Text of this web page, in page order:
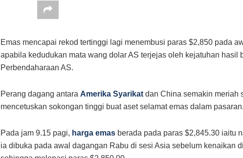
Emas mencapai rekod tertinggi lagi menembusi paras $2,850 pada
apabila kedudukan mata wang dolar AS terjejas oleh kejatuhan hasil
Perbendaharaan AS.
Perang dagang antara Amerika Syarikat dan China semakin meriah
mencetuskan sokongan tinggi buat aset selamat emas dalam pasaran.
Pada jam 9.15 pagi, harga emas berada pada paras $2,845.30 iaitu
ia dibuka pada awal dagangan Rabu di sesi Asia sebelum kenaikan